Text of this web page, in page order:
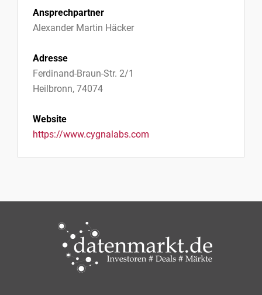
Ansprechpartner
Alexander Martin Häcker
Adresse
Ferdinand-Braun-Str. 2/1
Heilbronn, 74074
Website
https://www.cygnalabs.com